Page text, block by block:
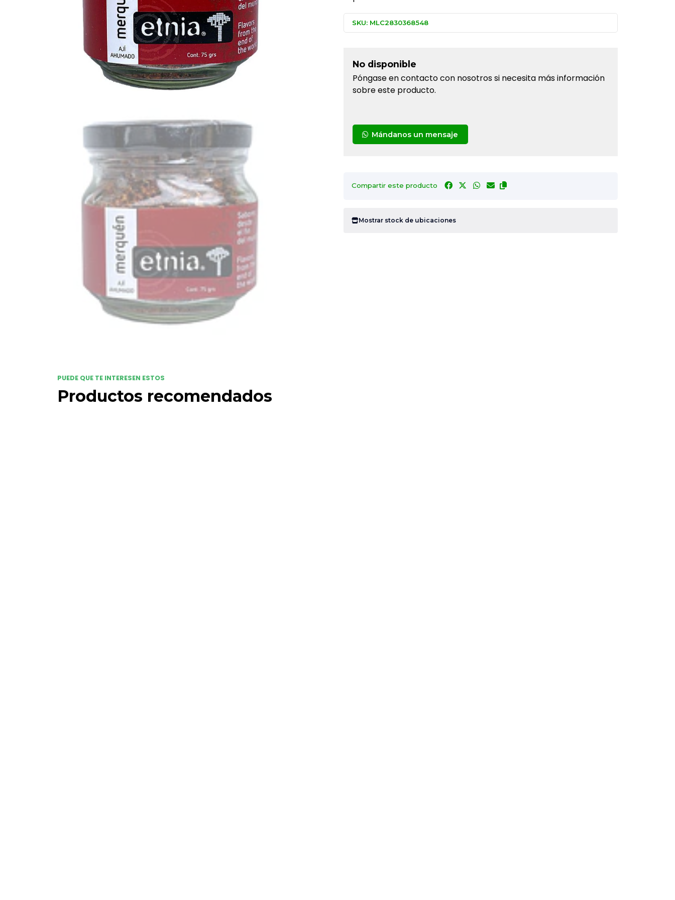
SKU: MLC2830368548
No disponible
Póngase en contacto con nosotros si necesita más información
sobre este producto.
Mándanos un mensaje
Compartir este producto
Mostrar stock de ubicaciones
PUEDE QUE TE INTERESEN ESTOS
Productos recomendados